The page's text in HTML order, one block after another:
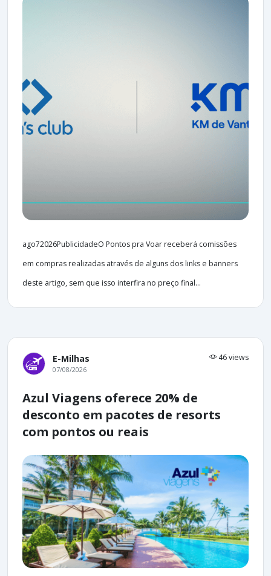
ago72026PublicidadeO Pontos pra Voar receberá comissões
em compras realizadas através de alguns dos links e banners
deste artigo, sem que isso interfira no preço final...
E-Milhas 46 views
07/08/2026
Azul Viagens oferece 20% de
desconto em pacotes de resorts
com pontos ou reais